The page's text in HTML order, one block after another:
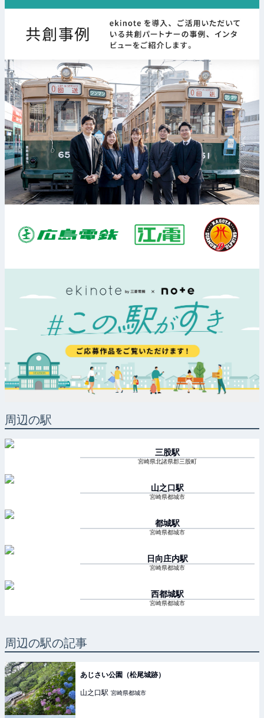
周辺の駅
三股駅
宮崎県北諸県郡三股町
山之口駅
宮崎県都城市
都城駅
宮崎県都城市
日向庄内駅
宮崎県都城市
西都城駅
宮崎県都城市
周辺の駅の記事
あじさい公園（松尾城跡）
山之口駅 宮崎県都城市